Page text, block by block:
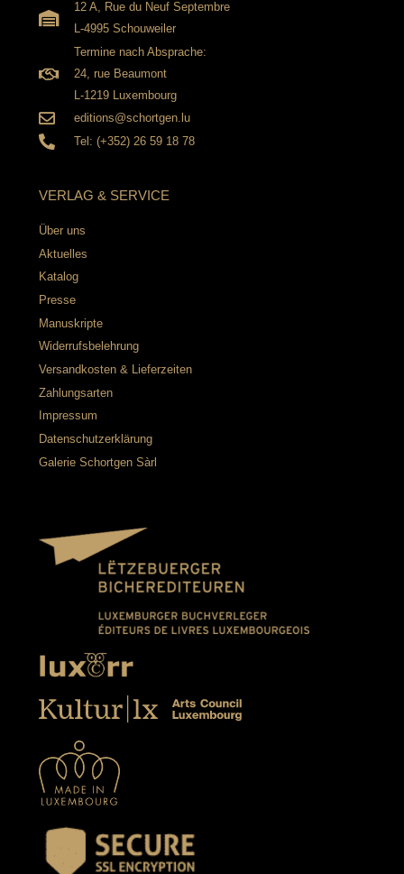
12 A, Rue du Neuf Septembre
L-4995 Schouweiler
Termine nach Absprache:
24, rue Beaumont
L-1219 Luxembourg
editions@schortgen.lu
Tel: (+352) 26 59 18 78
VERLAG & SERVICE
Über uns
Aktuelles
Katalog
Presse
Manuskripte
Widerrufsbelehrung
Versandkosten & Lieferzeiten
Zahlungsarten
Impressum
Datenschutzerklärung
Galerie Schortgen Sàrl